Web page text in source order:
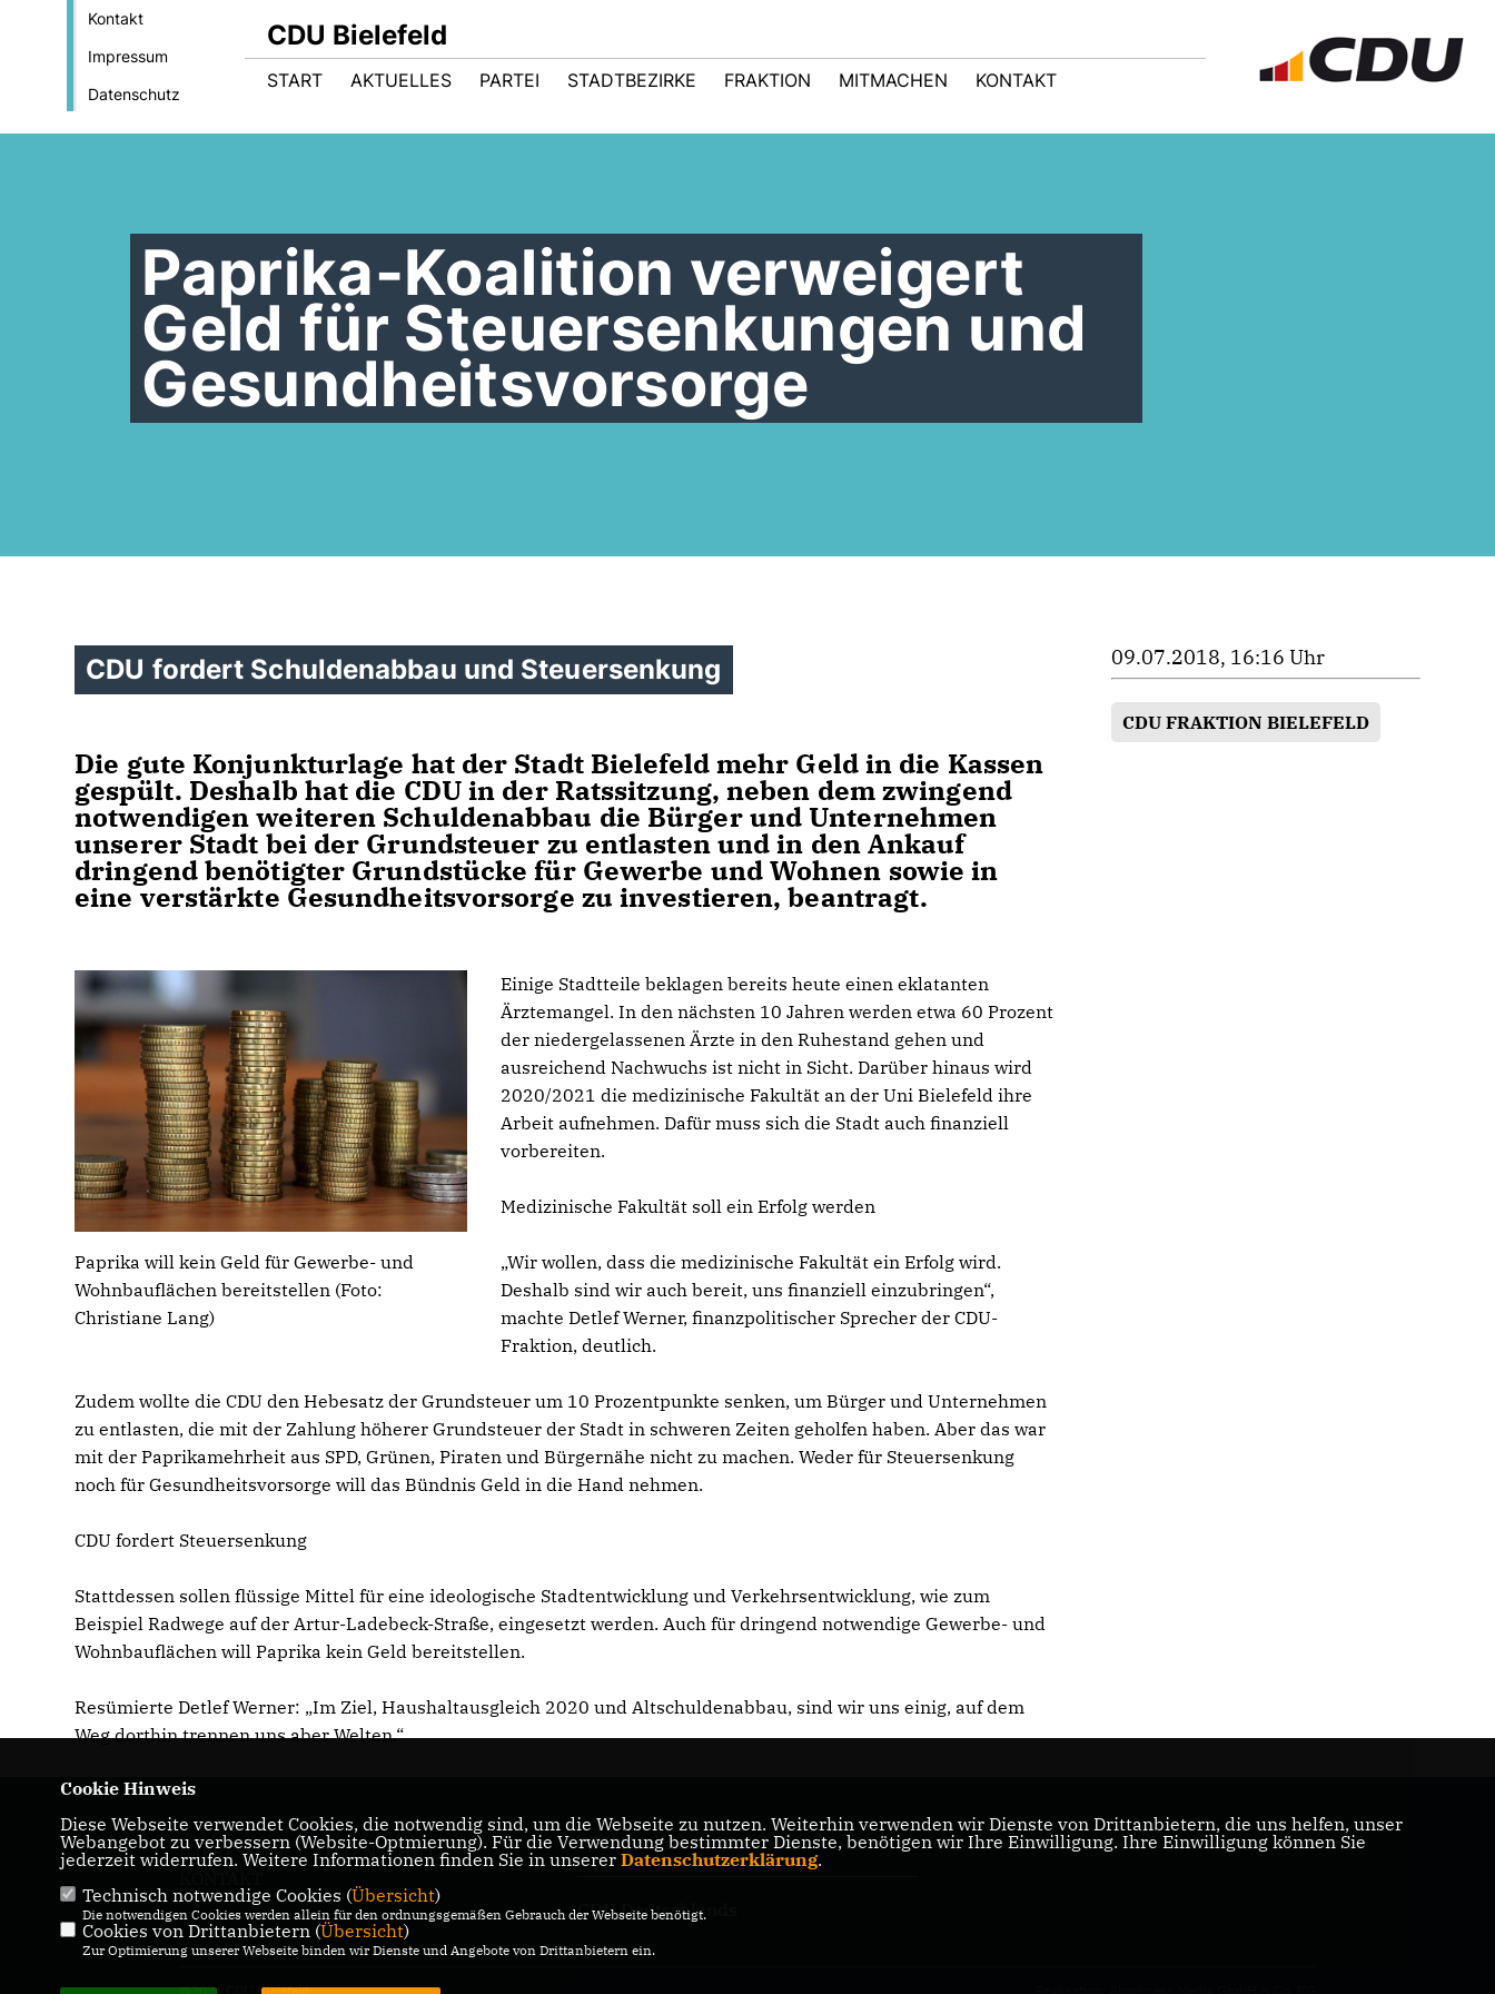
Kontakt
Impressum
Datenschutz
CDU Bielefeld
START AKTUELLES PARTEI STADTBEZIRKE FRAKTION MITMACHEN KONTAKT
Paprika-Koalition verweigert
Geld für Steuersenkungen und
Gesundheitsvorsorge
CDU fordert Schuldenabbau und Steuersenkung
Die gute Konjunkturlage hat der Stadt Bielefeld mehr Geld in die Kassen
gespült. Deshalb hat die CDU in der Ratssitzung, neben dem zwingend
notwendigen weiteren Schuldenabbau die Bürger und Unternehmen
unserer Stadt bei der Grundsteuer zu entlasten und in den Ankauf
dringend benötigter Grundstücke für Gewerbe und Wohnen sowie in
eine verstärkte Gesundheitsvorsorge zu investieren, beantragt.
Paprika will kein Geld für Gewerbe- und
Wohnbauflächen bereitstellen (Foto:
Christiane Lang)
Einige Stadtteile beklagen bereits heute einen eklatanten
Ärztemangel. In den nächsten 10 Jahren werden etwa 60 Prozent
der niedergelassenen Ärzte in den Ruhestand gehen und
ausreichend Nachwuchs ist nicht in Sicht. Darüber hinaus wird
2020/2021 die medizinische Fakultät an der Uni Bielefeld ihre
Arbeit aufnehmen. Dafür muss sich die Stadt auch finanziell
vorbereiten.
Medizinische Fakultät soll ein Erfolg werden
Wir wollen, dass die medizinische Fakultät ein Erfolg wird.
Deshalb sind wir auch bereit, uns finanziell einzubringen“,
machte Detlef Werner, finanzpolitischer Sprecher der CDU-
Fraktion, deutlich.
Zudem wollte die CDU den Hebesatz der Grundsteuer um 10 Prozentpunkte senken, um Bürger und Unternehmen
zu entlasten, die mit der Zahlung höherer Grundsteuer der Stadt in schweren Zeiten geholfen haben. Aber das war
mit der Paprikamehrheit aus SPD, Grünen, Piraten und Bürgernähe nicht zu machen. Weder für Steuersenkung
noch für Gesundheitsvorsorge will das Bündnis Geld in die Hand nehmen.
CDU fordert Steuersenkung
Stattdessen sollen flüssige Mittel für eine ideologische Stadtentwicklung und Verkehrsentwicklung, wie zum
Beispiel Radwege auf der Artur-Ladebeck-Straße, eingesetzt werden. Auch für dringend notwendige Gewerbe- und
Wohnbauflächen will Paprika kein Geld bereitstellen.
Resümierte Detlef Werner: „Im Ziel, Haushaltausgleich 2020 und Altschuldenabbau, sind wir uns einig, auf dem
Weg dorthin trennen uns aber Welten.“
09.07.2018, 16:16 Uhr
CDU FRAKTION BIELEFELD
IMPRESSUM
DATENSCHUTZ
CDU Nordrhein-Westfalen
CDU Deutschlands
@2026 CDU Bielefeld
Cookie Hinweis
Diese Webseite verwendet Cookies, die notwendig sind, um die Webseite zu nutzen. Weiterhin verwenden wir Dienste von Drittanbietern, die uns helfen, unser
Webangebot zu verbessern (Website-Optmierung). Für die Verwendung bestimmter Dienste, benötigen wir Ihre Einwilligung. Ihre Einwilligung können Sie
jederzeit widerrufen. Weitere Informationen finden Sie in unserer Datenschutzerklärung.
Technisch notwendige Cookies (Übersicht)
Die notwendigen Cookies werden allein für den ordnungsgemäßen Gebrauch der Webseite benötigt.
Cookies von Drittanbietern (Übersicht)
Zur Optimierung unserer Webseite binden wir Dienste und Angebote von Drittanbietern ein.